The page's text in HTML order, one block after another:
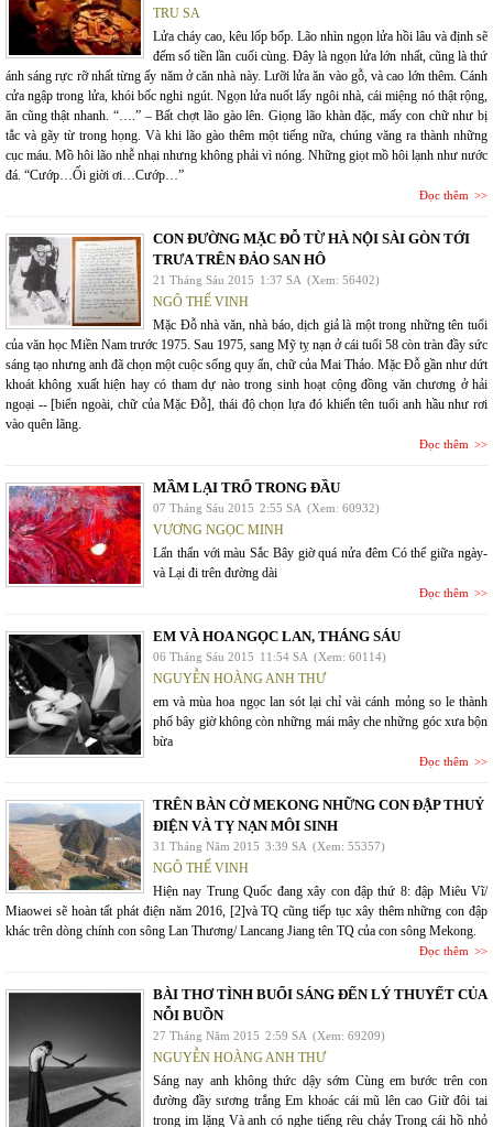
TRU SA
Lửa cháy cao, kêu lốp bốp. Lão nhìn ngọn lửa hồi lâu và định sẽ
đếm số tiền lần cuối cùng. Đây là ngọn lửa lớn nhất, cũng là thứ
ánh sáng rực rỡ nhất từng ấy năm ở căn nhà này. Lưỡi lửa ăn vào gỗ, và cao lớn thêm. Cánh
cửa ngập trong lửa, khói bốc nghi ngút. Ngọn lửa nuốt lấy ngôi nhà, cái miệng nó thật rộng,
ăn cũng thật nhanh. “….” – Bất chợt lão gào lên. Giọng lão khàn đặc, mấy con chữ như bị
tắc và gãy từ trong họng. Và khi lão gào thêm một tiếng nữa, chúng văng ra thành những
cục máu. Mồ hôi lão nhễ nhại nhưng không phải vì nóng. Những giọt mồ hôi lạnh như nước
đá. “Cướp…Ối giời ơi…Cướp…”
Đọc thêm
CON ĐƯỜNG MẶC ĐỖ TỪ HÀ NỘI SÀI GÒN TỚI
TRƯA TRÊN ĐẢO SAN HÔ
21 Tháng Sáu 2015 1:37 SA (Xem: 56402)
NGÔ THẾ VINH
Mặc Đỗ nhà văn, nhà báo, dịch giả là một trong những tên tuổi
của văn học Miền Nam trước 1975. Sau 1975, sang Mỹ tỵ nạn ở cái tuổi 58 còn tràn đầy sức
sáng tạo nhưng anh đã chọn một cuộc sống quy ẩn, chữ của Mai Thảo. Mặc Đỗ gần như dứt
khoát không xuất hiện hay có tham dự nào trong sinh hoạt cộng đồng văn chương ở hải
ngoại -- [biển ngoài, chữ của Mặc Đỗ], thái độ chọn lựa đó khiến tên tuổi anh hầu như rơi
vào quên lãng.
Đọc thêm
MẦM LẠI TRỔ TRONG ĐẦU
07 Tháng Sáu 2015 2:55 SA (Xem: 60932)
VƯƠNG NGỌC MINH
Lẩn thẩn với màu Sắc Bây giờ quá nửa đêm Có thể giữa ngày-
và Lại đi trên đường dài
Đọc thêm
EM VÀ HOA NGỌC LAN, THÁNG SÁU
06 Tháng Sáu 2015 11:54 SA (Xem: 60114)
NGUYỄN HOÀNG ANH THƯ
em và mùa hoa ngọc lan sót lại chỉ vài cánh mỏng so le thành
phố bây giờ không còn những mái mây che những góc xưa bộn
bừa
Đọc thêm
TRÊN BÀN CỜ MEKONG NHỮNG CON ĐẬP THUỶ
ĐIỆN VÀ TỴ NẠN MÔI SINH
31 Tháng Năm 2015 3:39 SA (Xem: 55357)
NGÔ THẾ VINH
Hiện nay Trung Quốc đang xây con đập thứ 8: đập Miêu Vĩ/
Miaowei sẽ hoàn tất phát điện năm 2016, [2]và TQ cũng tiếp tục xây thêm những con đập
khác trên dòng chính con sông Lan Thương/ Lancang Jiang tên TQ của con sông Mekong.
Đọc thêm
BÀI THƠ TÌNH BUỔI SÁNG ĐẾN LÝ THUYẾT CỦA
NỖI BUỒN
27 Tháng Năm 2015 2:59 SA (Xem: 69209)
NGUYỄN HOÀNG ANH THƯ
Sáng nay anh không thức dậy sớm Cùng em bước trên con
đường đầy sương trắng Em khoác cái mũ lên cao Giữ đôi tai
trong im lặng Và anh có nghe tiếng rêu chảy Trong cái hồ nhỏ